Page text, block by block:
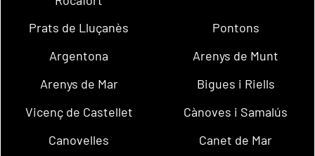
Prats de Lluçanès
Pontons
Argentona
Arenys de Munt
Arenys de Mar
Bigues i Riells
Vicenç de Castellet
Cànoves i Samalús
Canovelles
Canet de Mar